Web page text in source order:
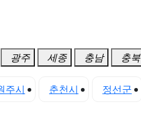
광주 세종 충남 충북
주시 춘천시 정선군